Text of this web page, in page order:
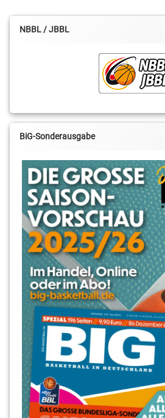
NBBL / JBBL
BiG-Sonderausgabe